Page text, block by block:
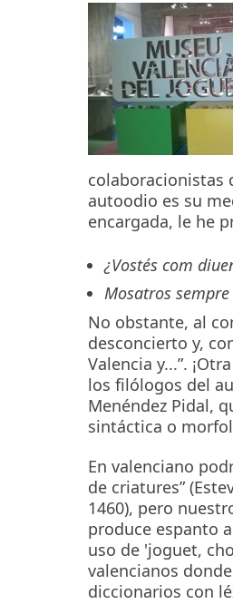
colaboracionistas
autoodio es su
encargada, le he
¿Vostés com
Mosatros
No obstante, al
desconcierto y,
Valencia y...”.
los filólogos del
Menéndez Pidal,
sintáctica o
En valenciano
de criatures”
1460), pero
produce espanto
uso de 'joguet,
valencianos
diccionarios con